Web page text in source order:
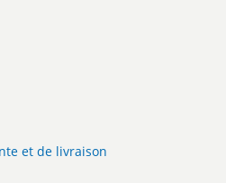
et de livraison